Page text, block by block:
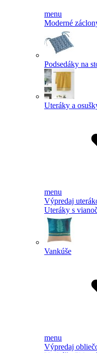
menu
Moderné
Podsedáky na
Uteráky a
menu
Výpredaj
Uteráky s
Vankúše
menu
Výpredaj